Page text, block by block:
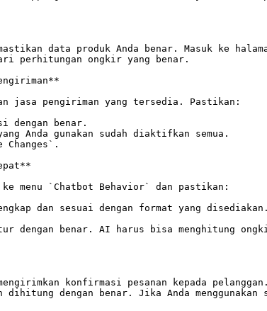
data produk Anda benar. Masuk ke
perhitungan ongkir yang benar.
jasa pengiriman yang tersedia. Pastikan:
dengan benar.
Anda gunakan sudah diaktifkan semua.
menu `Chatbot Behavior` dan pastikan:
dan sesuai dengan format yang
dengan benar. AI harus bisa menghitung
konfirmasi pesanan kepada
dengan benar. Jika Anda